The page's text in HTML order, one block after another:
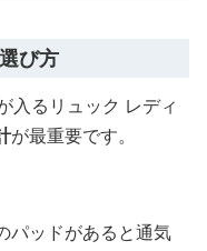
び方
入るリュック レディ
が最重要です。
パッドがあると通気